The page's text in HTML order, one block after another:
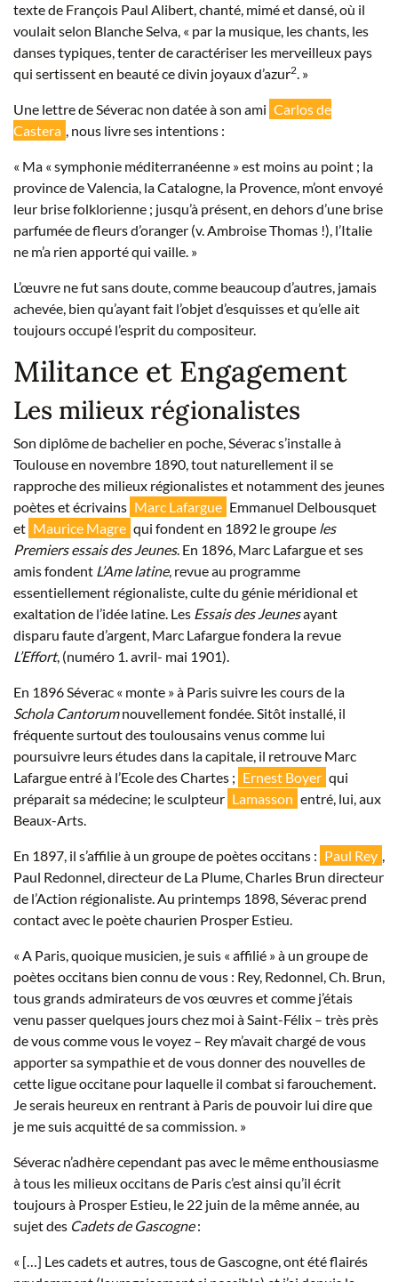
texte de François Paul Alibert, chanté, mimé et dansé, où il
voulait selon Blanche Selva, « par la musique, les chants, les
danses typiques, tenter de caractériser les merveilleux pays
qui sertissent en beauté ce divin joyaux d’azur2. »
Une lettre de Séverac non datée à son ami Carlos de
Castera , nous livre ses intentions :
« Ma « symphonie méditerranéenne » est moins au point ; la
province de Valencia, la Catalogne, la Provence, m’ont envoyé
leur brise folklorienne ; jusqu’à présent, en dehors d’une brise
parfumée de fleurs d’oranger (v. Ambroise Thomas !), l’Italie
ne m’a rien apporté qui vaille. »
L’œuvre ne fut sans doute, comme beaucoup d’autres, jamais
achevée, bien qu’ayant fait l’objet d’esquisses et qu’elle ait
toujours occupé l’esprit du compositeur.
Militance et Engagement
Les milieux régionalistes
Son diplôme de bachelier en poche, Séverac s’installe à
Toulouse en novembre 1890, tout naturellement il se
rapproche des milieux régionalistes et notamment des jeunes
poètes et écrivains Marc Lafargue Emmanuel Delbousquet
et Maurice Magre qui fondent en 1892 le groupe les
Premiers essais des Jeunes. En 1896, Marc Lafargue et ses
amis fondent L’Ame latine, revue au programme
essentiellement régionaliste, culte du génie méridional et
exaltation de l’idée latine. Les Essais des Jeunesayant
disparu faute d’argent, Marc Lafargue fondera la revue
L’Effort, (numéro 1. avril- mai 1901).
En 1896 Séverac « monte » à Paris suivre les cours de la
Schola Cantorumnouvellement fondée. Sitôt installé, il
fréquente surtout des toulousains venus comme lui
poursuivre leurs études dans la capitale, il retrouve Marc
Lafargue entré à l’Ecole des Chartes ; Ernest Boyer qui
préparait sa médecine; le sculpteur Lamasson entré, lui, aux
Beaux-Arts.
En 1897, il s’affilie à un groupe de poètes occitans : Paul Rey ,
Paul Redonnel, directeur de La Plume, Charles Brun directeur
de l’Action régionaliste. Au printemps 1898, Séverac prend
contact avec le poète chaurien Prosper Estieu.
« A Paris, quoique musicien, je suis « affilié » à un groupe de
poètes occitans bien connu de vous : Rey, Redonnel, Ch. Brun,
tous grands admirateurs de vos œuvres et comme j’étais
venu passer quelques jours chez moi à Saint-Félix – très près
de vous comme vous le voyez – Rey m’avait chargé de vous
apporter sa sympathie et de vous donner des nouvelles de
cette ligue occitane pour laquelle il combat si farouchement.
Je serais heureux en rentrant à Paris de pouvoir lui dire que
je me suis acquitté de sa commission. »
Séverac n’adhère cependant pas avec le même enthousiasme
à tous les milieux occitans de Paris c’est ainsi qu’il écrit
toujours à Prosper Estieu, le 22 juin de la même année, au
sujet des Cadets de Gascogne:
« […] Les cadets et autres, tous de Gascogne, ont été flairés